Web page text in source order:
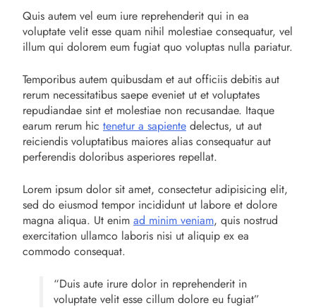
Quis autem vel eum iure reprehenderit qui in ea
voluptate velit esse quam nihil molestiae consequatur, vel
illum qui dolorem eum fugiat quo voluptas nulla pariatur.
Temporibus autem quibusdam et aut officiis debitis aut
rerum necessitatibus saepe eveniet ut et voluptates
repudiandae sint et molestiae non recusandae. Itaque
earum rerum hic tenetur a sapiente delectus, ut aut
reiciendis voluptatibus maiores alias consequatur aut
perferendis doloribus asperiores repellat.
Lorem ipsum dolor sit amet, consectetur adipisicing elit,
sed do eiusmod tempor incididunt ut labore et dolore
magna aliqua. Ut enim ad minim veniam, quis nostrud
exercitation ullamco laboris nisi ut aliquip ex ea
commodo consequat.
“Duis aute irure dolor in reprehenderit in
voluptate velit esse cillum dolore eu fugiat”